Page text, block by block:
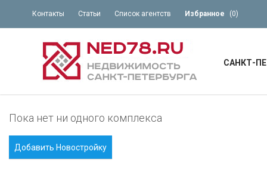
Контакты Статьи Список агентств Избранное (0)
САНКТ-
Пока нет ни одного комплекса
Добавить Новостройку